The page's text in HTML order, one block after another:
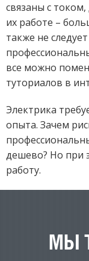
связаны с
их работе –
также не
все можно
туториалов в
Электрика
опыта. Зачем
дешево? Но при
работу.
МЫ